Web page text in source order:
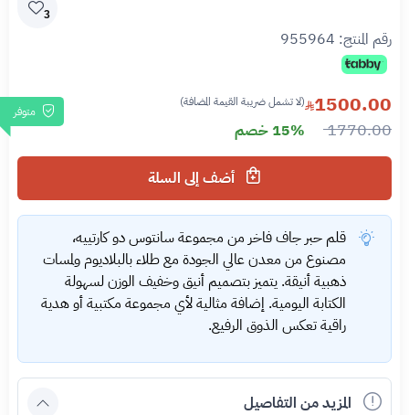
3
رقم المنتج: 955964
متوفر 1500.00 (لا تشمل ضريبة القيمة المضافة)
1770.00 15% خصم
قلم حبر جاف فاخر من مجموعة سانتوس دو كارتييه،
مصنوع من معدن عالي الجودة مع طلاء بالبلاديوم ولمسات
ذهبية أنيقة. يتميز بتصميم أنيق وخفيف الوزن لسهولة
الكتابة اليومية. إضافة مثالية لأي مجموعة مكتبية أو هدية
راقية تعكس الذوق الرفيع.
المزيد من التفاصيل